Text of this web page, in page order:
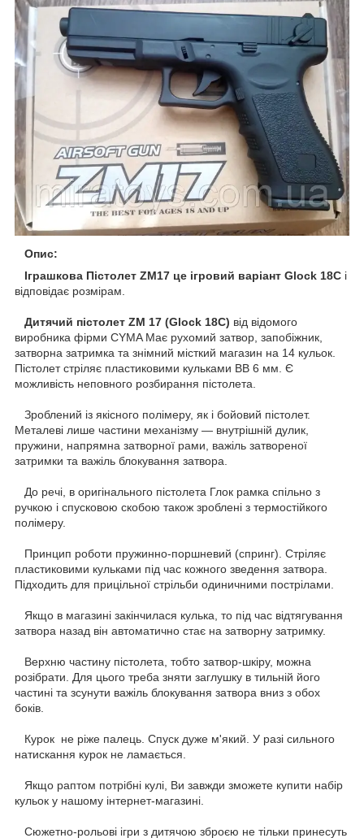
Опис:
Іграшкова Пістолет ZM17 це ігровий варіант Glock 18C і
відповідає розмірам.
Дитячий пістолет ZM 17 (Glock 18C) від відомого
виробника фірми CYMA Має рухомий затвор, запобіжник,
затворна затримка та знімний місткий магазин на 14 кульок.
Пістолет стріляє пластиковими кульками BB 6 мм. Є
можливість неповного розбирання пістолета.
Зроблений із якісного полімеру, як і бойовий пістолет.
Металеві лише частини механізму — внутрішній дулик,
пружини, напрямна затворної рами, важіль затвореної
затримки та важіль блокування затвора.
До речі, в оригінального пістолета Глок рамка спільно з
ручкою і спусковою скобою також зроблені з термостійкого
полімеру.
Принцип роботи пружинно-поршневий (спринг). Стріляє
пластиковими кульками під час кожного зведення затвора.
Підходить для прицільної стрільби одиничними пострілами.
Якщо в магазині закінчилася кулька, то під час відтягування
затвора назад він автоматично стає на затворну затримку.
Верхню частину пістолета, тобто затвор-шкіру, можна
розібрати. Для цього треба зняти заглушку в тильній його
частині та зсунути важіль блокування затвора вниз з обох
боків.
Курок не ріже палець. Спуск дуже м'який. У разі сильного
натискання курок не ламається.
Якщо раптом потрібні кулі, Ви завжди зможете купити набір
кульок у нашому інтернет-магазині.
Сюжетно-рольові ігри з дитячою зброєю не тільки принесуть